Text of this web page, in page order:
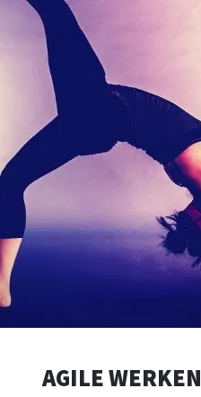
AGILE WERKEN